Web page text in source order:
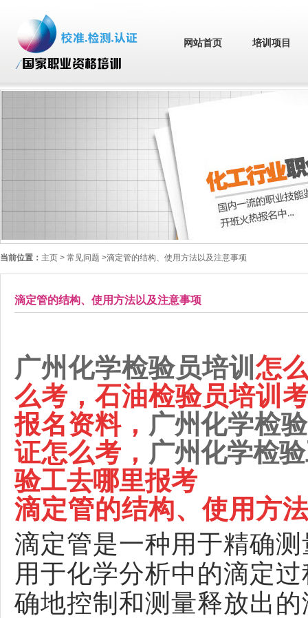
网站首页 培训项目
当前位置： 主页 > 常见问题 >滴定管的结构、使用方法以及注意事项
滴定管的结构、使用方法以及注意事项
广州化学检验员培训 怎
么考，石油检验员培训
报名资料， 广州化学检
证怎么考， 广州化学检
验工去哪里报考
滴定管的结构、使用方
滴定管是一种用于精确
用于化学分析中的滴定
确地控制和测量释放出